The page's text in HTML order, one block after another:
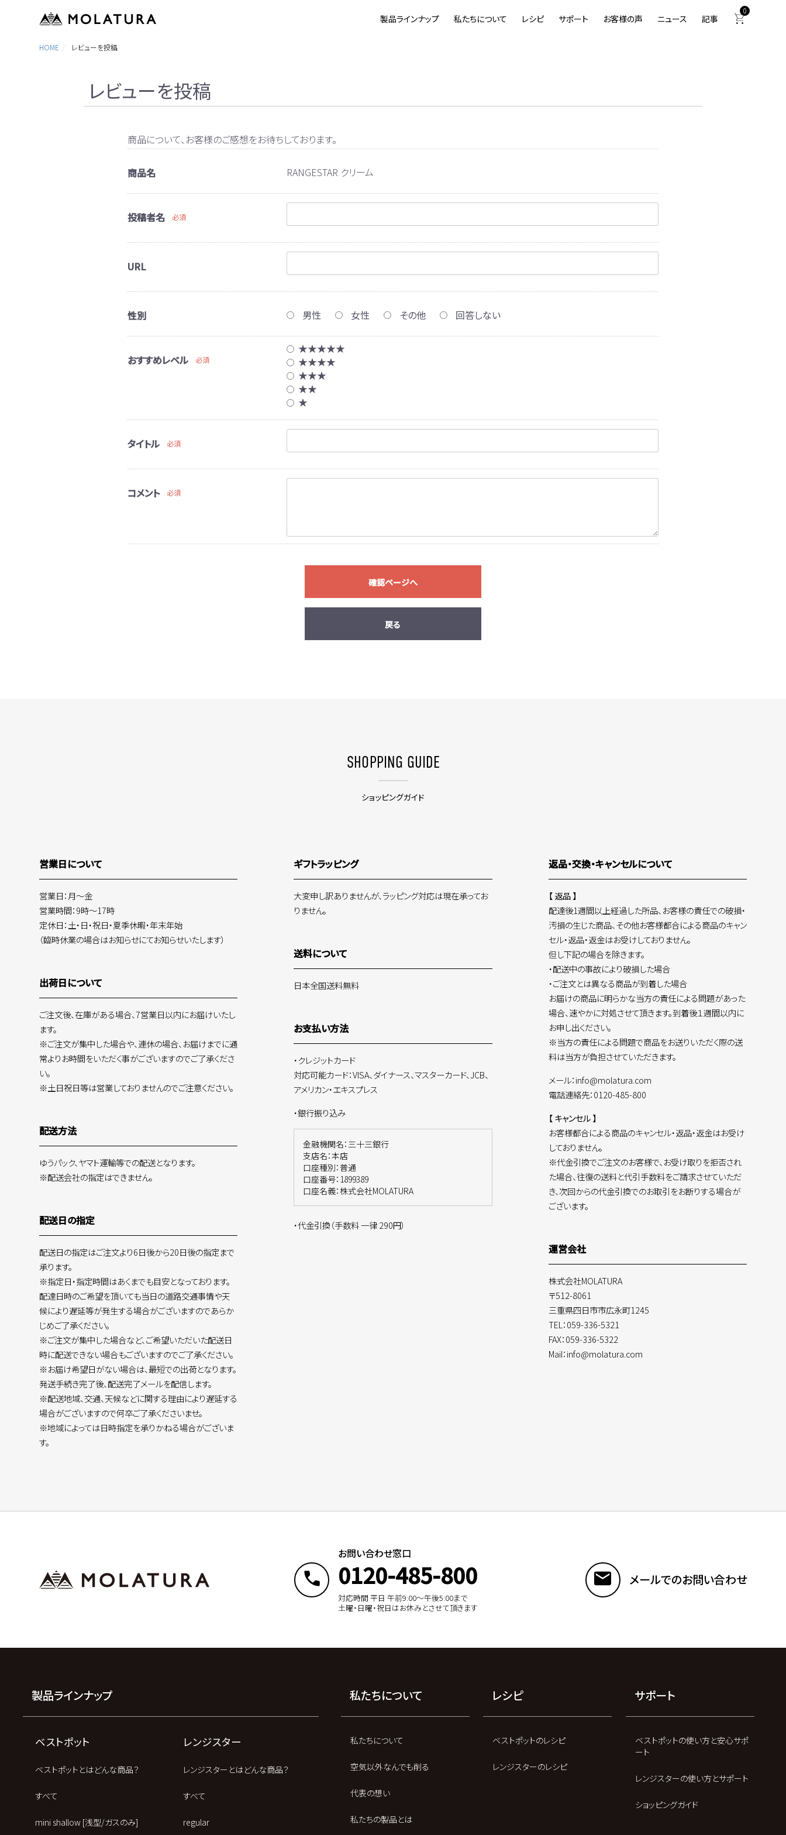
製品ラインナップ 私たちについて レシピ サポート お客様の声 ニュース 記事
0
HOME レビューを投稿
レビューを投稿
商品について、お客様のご感想をお待ちしております。
商品名 RANGESTAR クリーム
投稿者名 必須
URL
性別 男性 女性 その他 回答しない
おすすめレベル 必須
★★★★★
★★★★
★★★
★★
★
タイトル 必須
コメント 必須
確認ページへ
戻る
SHOPPING GUIDE
ショッピングガイド
営業日について
営業日：月～金
営業時間：9時～17時
定休日：土・日・祝日・夏季休暇・年末年始
（臨時休業の場合はお知らせにてお知らせいたします）
出荷日について
ご注文後、在庫がある場合、7営業日以内にお届けいたし
ます。
※ご注文が集中した場合や、連休の場合、お届けまでに通
常よりお時間をいただく事がございますのでご了承くださ
い。
※土日祝日等は営業しておりませんのでご注意ください。
配送方法
ゆうパック、ヤマト運輸等での配送となります。
※配送会社の指定はできません。
配送日の指定
配送日の指定はご注文より6日後から20日後の指定まで
承ります。
※指定日・指定時間はあくまでも目安となっております。
配達日時のご希望を頂いても当日の道路交通事情や天
候により遅延等が発生する場合がございますのであらか
じめご了承ください。
※ご注文が集中した場合など、ご希望いただいた配送日
時に配送できない場合もございますのでご了承ください。
※お届け希望日がない場合は、最短での出荷となります。
発送手続き完了後、配送完了メールを配信します。
※配送地域、交通、天候などに関する理由により遅延する
場合がございますので何卒ご了承くださいませ。
※地域によっては日時指定を承りかねる場合がございま
す。
ギフトラッピング
大変申し訳ありませんが、ラッピング対応は現在承ってお
りません。
送料について
日本全国送料無料
お支払い方法
・クレジットカード
対応可能カード：VISA、ダイナース、マスターカード、JCB、
アメリカン・エキスプレス
・銀行振り込み
金融機関名：三十三銀行
支店名：本店
口座種別：普通
口座番号：1899389
口座名義：株式会社MOLATURA
・代金引換（手数料 一律 290円）
返品・交換・キャンセルについて
【 返品 】
配達後1週間以上経過した所品、お客様の責任での破損・
汚損の生じた商品、その他お客様都合による商品のキャン
セル・返品・返金はお受けしておりません。
但し下記の場合を除きます。
・配送中の事故により破損した場合
・ご注文とは異なる商品が到着した場合
お届けの商品に明らかな当方の責任による問題があった
場合、速やかに対処させて頂きます。到着後１週間以内に
お申し出ください。
※当方の責任による問題で商品をお送りいただく際の送
料は当方が負担させていただきます。
メール：info@molatura.com
電話連絡先：0120-485-800
【 キャンセル 】
お客様都合による商品のキャンセル・返品・返金はお受け
しておりません。
※代金引換でご注文のお客様で、お受け取りを拒否され
た場合、往復の送料と代引手数料をご請求させていただ
き、次回からの代金引換でのお取引をお断りする場合が
ございます。
運営会社
株式会社MOLATURA
〒512-8061
三重県四日市市広永町1245
TEL：059-336-5321
FAX：059-336-5322
Mail：info@molatura.com
お問い合わせ窓口
0120-485-800
対応時間 平日 午前9:00〜午後5:00まで
土曜・日曜・祝日はお休みとさせて頂きます
メールでのお問い合わせ
製品ラインナップ
ベストポット
ベストポットとはどんな商品？
すべて
mini shallow [浅型/ガスのみ]
レンジスター
レンジスターとはどんな商品？
すべて
regular
私たちについて
私たちについて
空気以外なんでも削る
代表の想い
私たちの製品とは
レシピ
ベストポットのレシピ
レンジスターのレシピ
サポート
ベストポットの使い方と安心サポ
ート
レンジスターの使い方とサポート
ショッピングガイド